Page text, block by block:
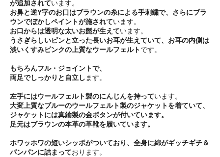
が追加されています。
お鼻と逆Y字のお口はブラウンの糸による手刺繍で、さらにブラ
ウンでぼかしペイントが施されています。
お口からは透明な太いお髭が生えています。
うさぎらしいピンと立った長いお耳が生えていて、お耳の内側は
淡いくすみピンクの上質なウールフェルトです。
もちろんフル・ジョイントで、
両足でしっかりと自立します。
左手にはウールフェルト製のにんじんを持っています。
大変上質なブルーのウールフェルト製のジャケットを着ていて、
ジャケットには真鍮製の金ボタンが付いています。
足元はブラウンの本革の革靴を履いています。
ホワッホワの短いシッポがついており、全身に綿がギッチギチ＆
パンパンに詰まっております。